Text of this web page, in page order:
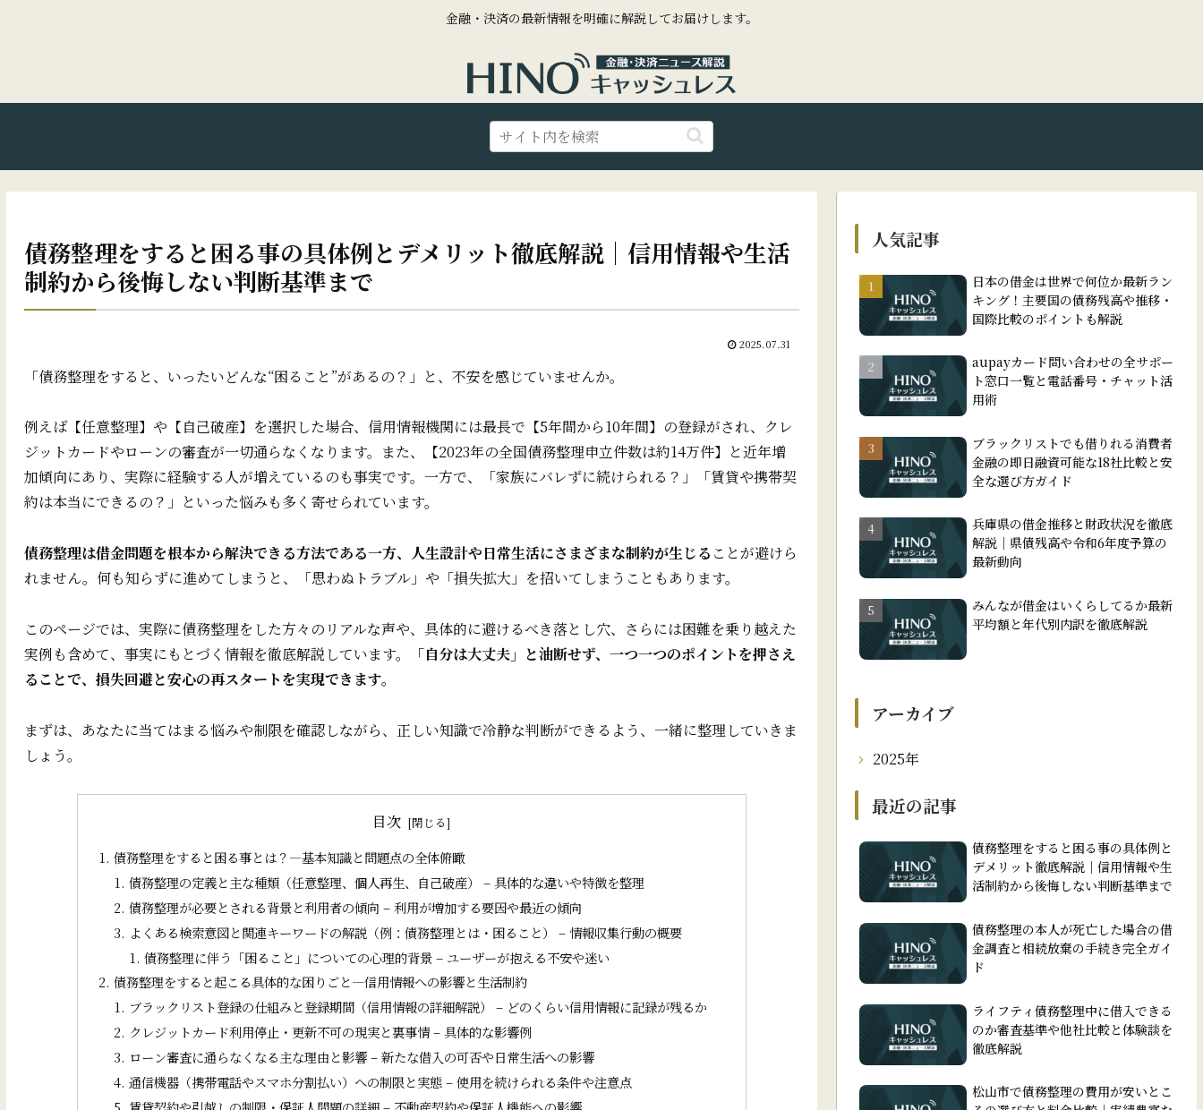
金融・決済の最新情報を明確に解説してお届けします。
債務整理をすると困る事の具体例とデメリット徹底解説｜信用情報や生活
制約から後悔しない判断基準まで
2025.07.31
「債務整理をすると、いったいどんな“困ること”があるの？」と、不安を感じていませんか。
例えば【任意整理】や【自己破産】を選択した場合、信用情報機関には最長で【5年間から10年間】の登録がされ、クレ
ジットカードやローンの審査が一切通らなくなります。また、【2023年の全国債務整理申立件数は約14万件】と近年増
加傾向にあり、実際に経験する人が増えているのも事実です。一方で、「家族にバレずに続けられる？」「賃貸や携帯契
約は本当にできるの？」といった悩みも多く寄せられています。
債務整理は借金問題を根本から解決できる方法である一方、人生設計や日常生活にさまざまな制約が生じる ことが避けら
れません。何も知らずに進めてしまうと、「思わぬトラブル」や「損失拡大」を招いてしまうこともあります。
このページでは、実際に債務整理をした方々のリアルな声や、具体的に避けるべき落とし穴、さらには困難を乗り越えた
実例も含めて、事実にもとづく情報を徹底解説しています。
「自分は大丈夫」と油断せず、一つ一つのポイントを押さえ
ることで、損失回避と安心の再スタートを実現できます。
まずは、あなたに当てはまる悩みや制限を確認しながら、正しい知識で冷静な判断ができるよう、一緒に整理していきま
しょう。
目次
債務整理をすると困る事とは？―基本知識と問題点の全体俯瞰
債務整理の定義と主な種類（任意整理、個人再生、自己破産） – 具体的な違いや特徴を整理
債務整理が必要とされる背景と利用者の傾向 – 利用が増加する要因や最近の傾向
よくある検索意図と関連キーワードの解説（例：債務整理とは・困ること） – 情報収集行動の概要
債務整理に伴う「困ること」についての心理的背景 – ユーザーが抱える不安や迷い
債務整理をすると起こる具体的な困りごと―信用情報への影響と生活制約
ブラックリスト登録の仕組みと登録期間（信用情報の詳細解説） – どのくらい信用情報に記録が残るか
クレジットカード利用停止・更新不可の現実と裏事情 – 具体的な影響例
ローン審査に通らなくなる主な理由と影響 – 新たな借入の可否や日常生活への影響
通信機器（携帯電話やスマホ分割払い）への制限と実態 – 使用を続けられる条件や注意点
人気記事
日本の借金は世界で何位か最新ラン
キング！主要国の債務残高や推移・
国際比較のポイントも解説
aupayカード問い合わせの全サポー
ト窓口一覧と電話番号・チャット活
用術
ブラックリストでも借りれる消費者
金融の即日融資可能な18社比較と安
全な選び方ガイド
兵庫県の借金推移と財政状況を徹底
解説｜県債残高や令和6年度予算の
最新動向
みんなが借金はいくらしてるか最新
平均額と年代別内訳を徹底解説
アーカイブ
2025年
最近の記事
債務整理をすると困る事の具体例と
デメリット徹底解説｜信用情報や生
活制約から後悔しない判断基準まで
債務整理の本人が死亡した場合の借
金調査と相続放棄の手続き完全ガイ
ド
ライフティ債務整理中に借入できる
のか審査基準や他社比較と体験談を
徹底解説
松山市で債務整理の費用が安いとこ